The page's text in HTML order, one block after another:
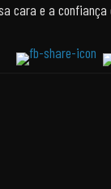
cara e a confiança